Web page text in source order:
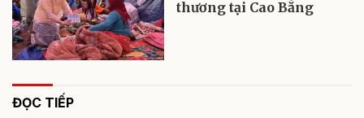
thương tại Cao Bằng
ĐỌC TIẾP